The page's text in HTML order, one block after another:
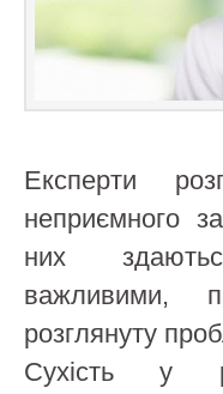
Експерти
неприємного
них
важливими,
розглянуту
Сухість у